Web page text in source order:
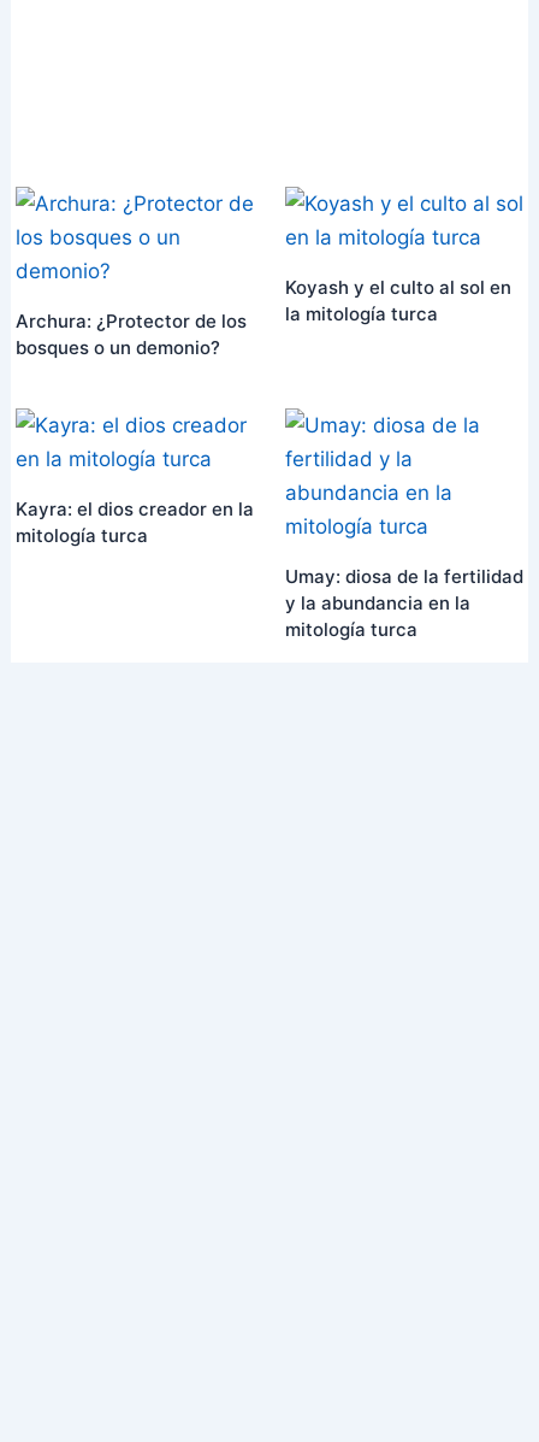
Archura: ¿Protector de los
bosques o un demonio?
Koyash y el culto al sol en
la mitología turca
Kayra: el dios creador en la
mitología turca
Umay: diosa de la fertilidad
y la abundancia en la
mitología turca